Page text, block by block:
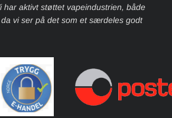
har aktivt støttet vapeindustrien, både
vi ser på det som et særdeles godt